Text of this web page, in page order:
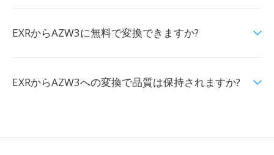
EXRからAZW3に無料で変換できますか?
EXRからAZW3への変換で品質は保持されますか?